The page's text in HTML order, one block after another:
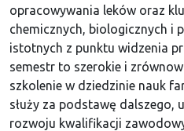
opracowywania leków oraz
chemicznych, biologicznych i
istotnych z punktu widzenia
semestr to szerokie i
szkolenie w dziedzinie nauk
służy za podstawę dalszego,
rozwoju kwalifikacji